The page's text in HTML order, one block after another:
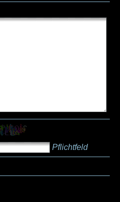
Pflichtfeld